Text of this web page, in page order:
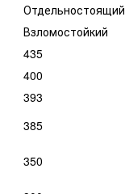
Отдельностоящий
Взломостойкий
435
400
393
385
350